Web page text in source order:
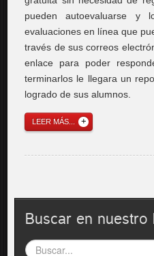
pueden autoevaluarse y
evaluaciones en línea que
través de sus correos
enlace para poder
terminarlos le llegara un
logrado de sus alumnos.
LEER MÁS...
Buscar en nuestro